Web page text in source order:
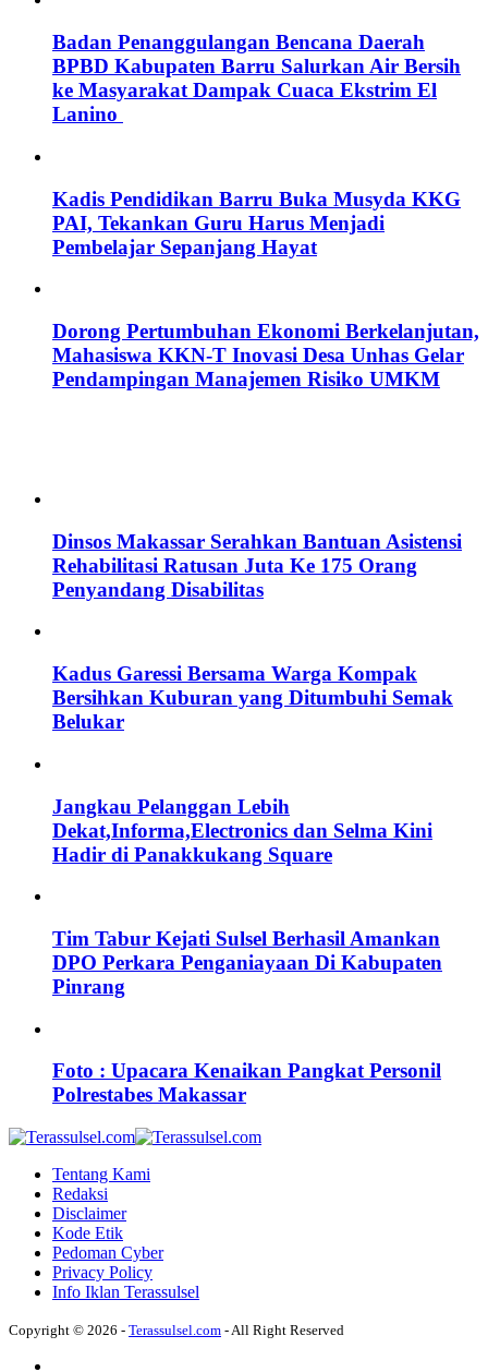
Badan Penanggulangan Bencana Daerah
BPBD Kabupaten Barru Salurkan Air Bersih
ke Masyarakat Dampak Cuaca Ekstrim El
Lanino
Kadis Pendidikan Barru Buka Musyda KKG
PAI, Tekankan Guru Harus Menjadi
Pembelajar Sepanjang Hayat
Dorong Pertumbuhan Ekonomi Berkelanjutan,
Mahasiswa KKN-T Inovasi Desa Unhas Gelar
Pendampingan Manajemen Risiko UMKM
Dinsos Makassar Serahkan Bantuan Asistensi
Rehabilitasi Ratusan Juta Ke 175 Orang
Penyandang Disabilitas
Kadus Garessi Bersama Warga Kompak
Bersihkan Kuburan yang Ditumbuhi Semak
Belukar
Jangkau Pelanggan Lebih
Dekat,Informa,Electronics dan Selma Kini
Hadir di Panakkukang Square
Tim Tabur Kejati Sulsel Berhasil Amankan
DPO Perkara Penganiayaan Di Kabupaten
Pinrang
Foto : Upacara Kenaikan Pangkat Personil
Polrestabes Makassar
Tentang Kami
Redaksi
Disclaimer
Kode Etik
Pedoman Cyber
Privacy Policy
Info Iklan Terassulsel
Copyright © 2026 - Terassulsel.com - All Right Reserved